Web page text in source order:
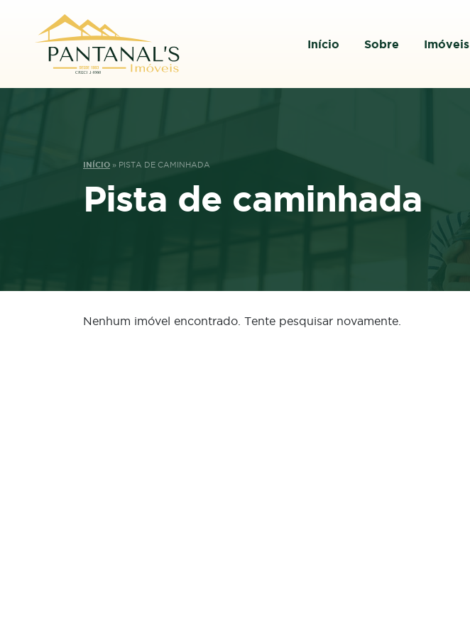
Início Sobre Imóveis
INÍCIO » PISTA DE CAMINHADA
Pista de caminhada
Nenhum imóvel encontrado. Tente pesquisar novamente.